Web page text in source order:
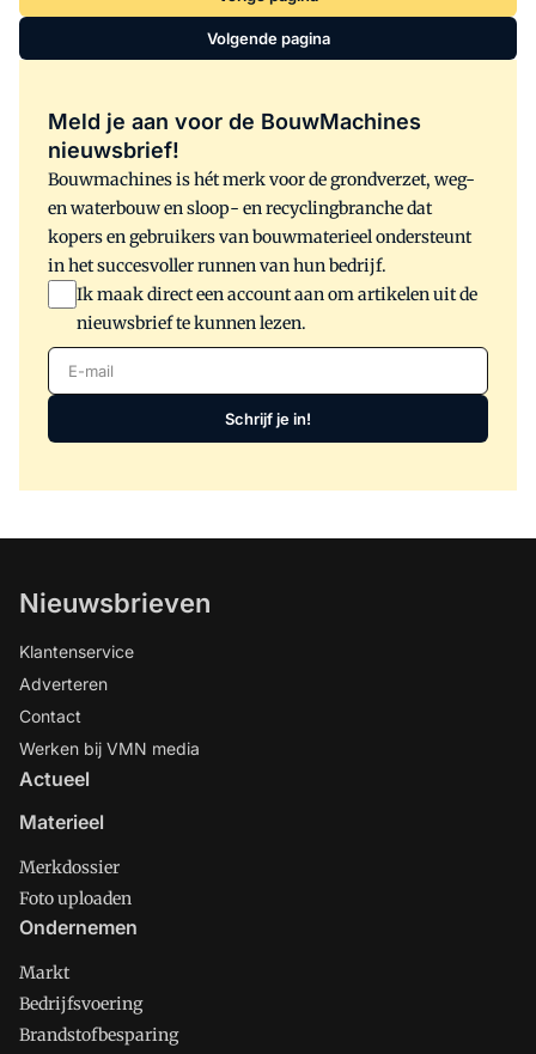
Volgende pagina
Meld je aan voor de BouwMachines
nieuwsbrief!
Bouwmachines is hét merk voor de grondverzet, weg-
en waterbouw en sloop- en recyclingbranche dat
kopers en gebruikers van bouwmaterieel ondersteunt
in het succesvoller runnen van hun bedrijf.
Ik maak direct een account aan om artikelen uit de
nieuwsbrief te kunnen lezen.
E-mail
Schrijf je in!
Nieuwsbrieven
Klantenservice
Adverteren
Contact
Werken bij VMN media
Actueel
Materieel
Merkdossier
Foto uploaden
Ondernemen
Markt
Bedrijfsvoering
Brandstofbesparing